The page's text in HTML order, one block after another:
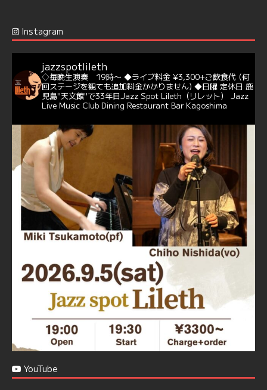
@delightful_gang
バー♪♬
当店での演奏シーンもご覧いただけます❣❣
#天文館ミリオネーション #ジャミラ #クリスマスソング
https://youtu.be/2lhypP4KWc4?si=CEbY-wEg5HDc_iEv
6 Twitter
Jazz Spot Lilet · 11 11月 2024
忘年会＆新年会 ご予約承り中❣❣
☆窓辺から天文館ミリオネーション
☆JAZZの生演奏を聴きながら♪
☆地産地消に拘ったフードメニュー
プラン内容はご予算とご要望に応じてアレンジ可能ですの
で、お気軽にお問い合せください
https://jazzspotlileth.com/recommend/8650
6 7 Twitter
Load More
Instagram
jazzspotlileth
◇毎晩生演奏 19時〜 ◆ライブ料金 ¥3,300+ご飲食代 (何
回ステージを観ても追加料金かかりません) ◆日曜 定休日 鹿
児島"天文館"で33年目Jazz Spot Lileth（リレット）
Jazz
Live Music Club Dining Restaurant Bar Kagoshima
YouTube